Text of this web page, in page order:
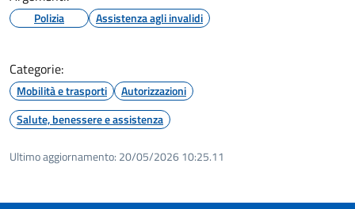
Polizia Assistenza agli invalidi
Categorie:
Mobilità e trasporti
Autorizzazioni
Salute, benessere e assistenza
Ultimo aggiornamento: 20/05/2026 10:25.11